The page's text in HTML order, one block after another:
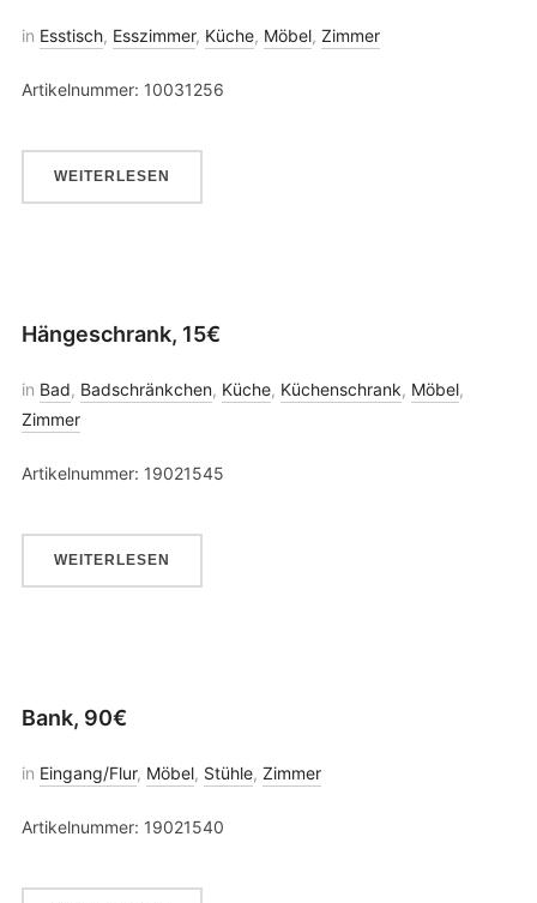
in Esstisch, Esszimmer, Küche, Möbel, Zimmer
Artikelnummer: 10031256
WEITERLESEN
Hängeschrank, 15€
in Bad, Badschränkchen, Küche, Küchenschrank, Möbel,
Zimmer
Artikelnummer: 19021545
WEITERLESEN
Bank, 90€
in Eingang/Flur, Möbel, Stühle, Zimmer
Artikelnummer: 19021540